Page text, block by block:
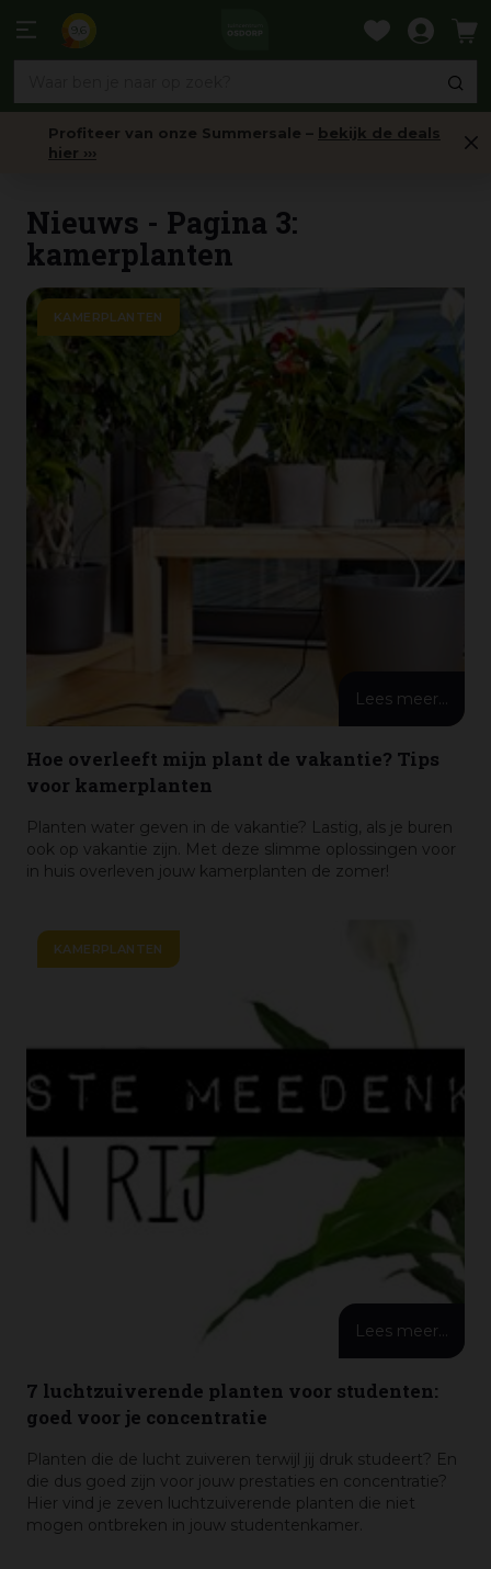
naar
Profiteer van onze Summersale – bekijk de deals
hier ›››
Nieuws - Pagina 3:
kamerplanten
Hoe overleeft mijn plant de vakantie? Tips
voor kamerplanten
KAMERPLANTEN
Planten water geven in de vakantie? Lastig, als je buren
ook op vakantie zijn. Met deze slimme oplossingen voor
in huis overleven jouw kamerplanten de zomer!
Lees meer...
7 luchtzuiverende planten voor studenten:
goed voor je concentratie
KAMERPLANTEN
Planten die de lucht zuiveren terwijl jij druk studeert? En
die dus goed zijn voor jouw prestaties en concentratie?
Hier vind je zeven luchtzuiverende planten die niet
mogen ontbreken in jouw studentenkamer.
Lees meer...